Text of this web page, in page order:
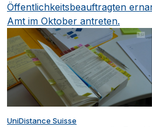
Öffentlichkeitsbeauftragten
Amt im Oktober antreten.
UniDistance Suisse